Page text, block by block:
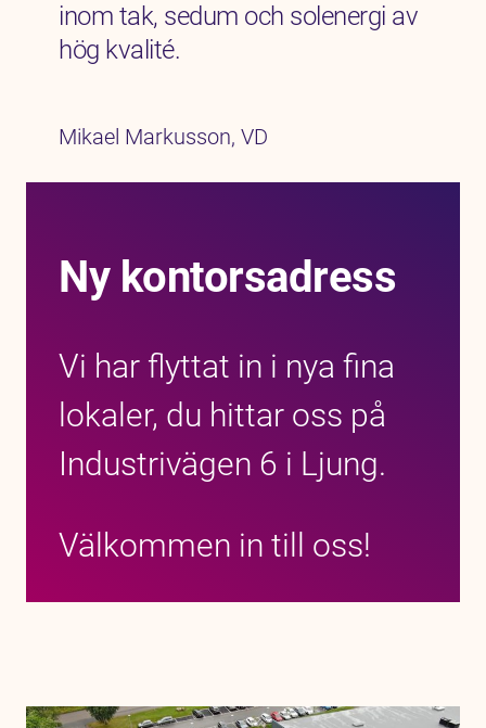
inom tak, sedum och solenergi av
hög kvalité.
Mikael Markusson, VD
Ny kontorsadress
Vi har flyttat in i nya fina
lokaler, du hittar oss på
Industrivägen 6 i Ljung.
Välkommen in till oss!